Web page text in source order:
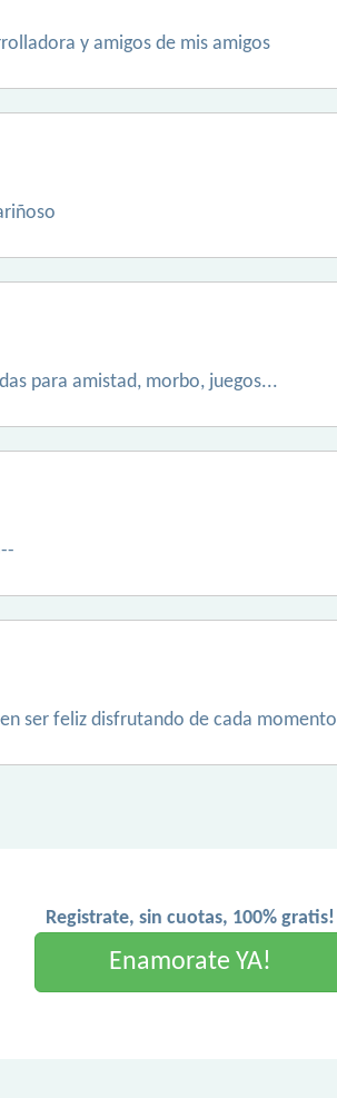
y amigos de mis amigos
para amistad, morbo, juegos...
ser feliz disfrutando de cada momento
Registrate, sin cuotas, 100% gratis!
Enamorate YA!